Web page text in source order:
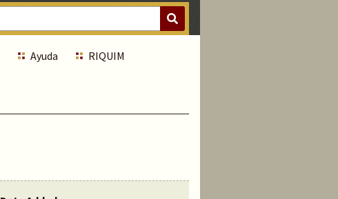
Ayuda RIQUIM